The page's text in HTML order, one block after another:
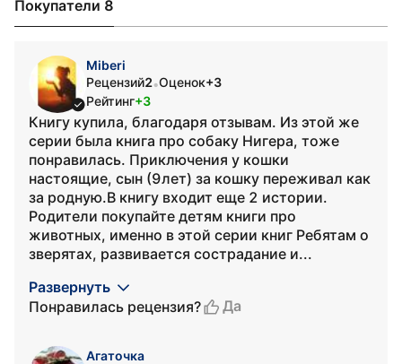
Покупатели 8
Miberi
Рецензий2•Оценок+3
Рейтинг+3
Книгу купила, благодаря отзывам. Из этой же
серии была книга про собаку Нигера, тоже
понравилась. Приключения у кошки
настоящие, сын (9лет) за кошку переживал как
за родную.В книгу входит еще 2 истории.
Родители покупайте детям книги про
животных, именно в этой серии книг Ребятам о
зверятах, развивается сострадание и...
Развернуть
Понравилась рецензия?
Да
Агаточка